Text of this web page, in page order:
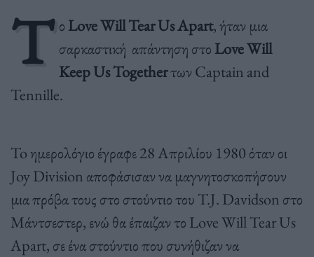
Τ ο Love Will Tear Us Apart, ήταν μια
σαρκαστική απάντηση στο Love Will
Keep Us Togetherτων Captain and
Tennille.
To ημερολόγιο έγραφε 28 Απριλίου 1980 όταν οι
Joy Division αποφάσισαν να μαγνητοσκοπήσουν
μια πρόβα τους στο στούντιο του T.J. Davidson στο
Μάντσεστερ, ενώ θα έπαιζαν το Love Will Tear Us
Apart, σε ένα στούντιο που συνήθιζαν να